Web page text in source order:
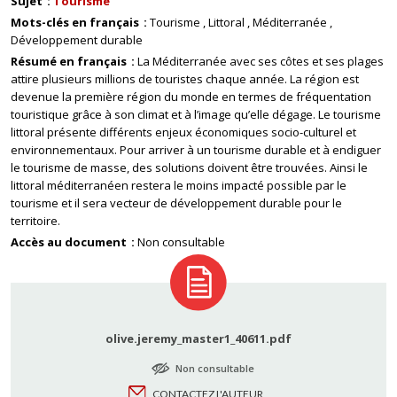
Mots-clés en français
Tourisme Littoral Méditerranée
Développement durable
Résumé en français
La Méditerranée avec ses côtes et ses plages
attire plusieurs millions de touristes chaque année. La région est
devenue la première région du monde en termes de fréquentation
touristique grâce à son climat et à l’image qu’elle dégage. Le tourisme
littoral présente différents enjeux économiques socio-culturel et
environnementaux. Pour arriver à un tourisme durable et à endiguer
le tourisme de masse, des solutions doivent être trouvées. Ainsi le
littoral méditerranéen restera le moins impacté possible par le
tourisme et il sera vecteur de développement durable pour le
territoire.
Accès au document
Non consultable
olive.jeremy_master1_40611.pdf
Non consultable
CONTACTEZ L'AUTEUR